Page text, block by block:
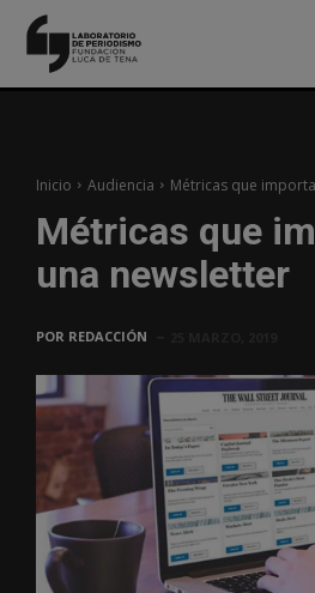
Inicio Audiencia Métricas que
Métricas que
una newsletter
POR REDACCIÓN